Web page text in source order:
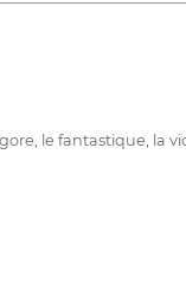
le fantastique, la